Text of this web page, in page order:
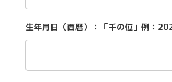
生年月日（西暦）：「千の位」例：